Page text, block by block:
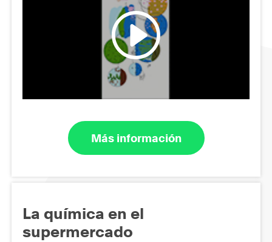
Más información
La química en el
supermercado